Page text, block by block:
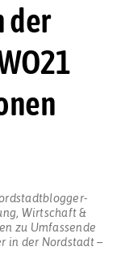
der
, Wirtschaft &
zu Umfassende
in der Nordstadt –